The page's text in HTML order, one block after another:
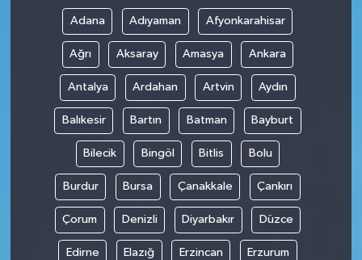
Adana Adıyaman Afyonkarahisar
Ağrı Aksaray Amasya Ankara
Antalya Ardahan Artvin Aydın
Balıkesir Bartın Batman Bayburt
Bilecik Bingöl Bitlis Bolu
Burdur Bursa Çanakkale Çankırı
Çorum Denizli Diyarbakır Düzce
Edirne Elazığ Erzincan Erzurum